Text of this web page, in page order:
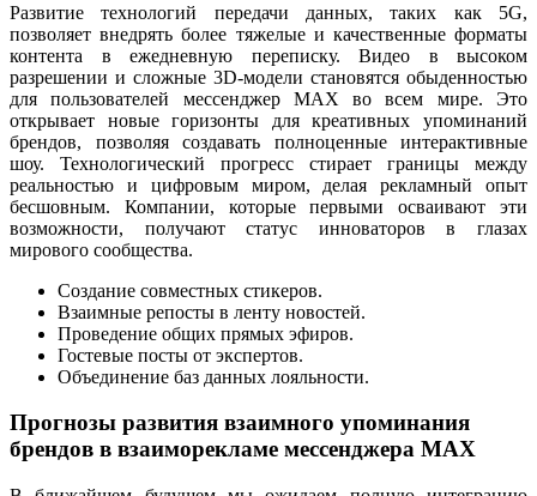
Развитие технологий передачи данных, таких как 5G,
позволяет внедрять более тяжелые и качественные форматы
контента в ежедневную переписку. Видео в высоком
разрешении и сложные 3D-модели становятся обыденностью
для пользователей мессенджер MAX во всем мире. Это
открывает новые горизонты для креативных упоминаний
брендов, позволяя создавать полноценные интерактивные
шоу. Технологический прогресс стирает границы между
реальностью и цифровым миром, делая рекламный опыт
бесшовным. Компании, которые первыми осваивают эти
возможности, получают статус инноваторов в глазах
мирового сообщества.
Создание совместных стикеров.
Взаимные репосты в ленту новостей.
Проведение общих прямых эфиров.
Гостевые посты от экспертов.
Объединение баз данных лояльности.
Прогнозы развития взаимного упоминания
брендов в взаиморекламе мессенджера MAX